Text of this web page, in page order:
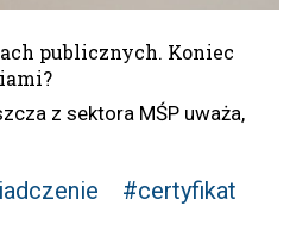
publicznych. Koniec
z sektora MŚP uważa,
#certyfikat